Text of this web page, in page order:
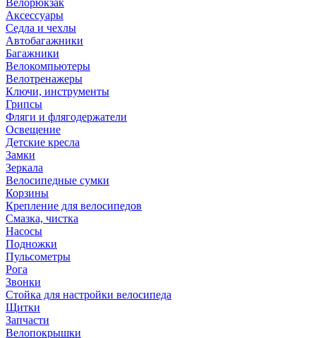
Велорюкзак
Аксессуары
Седла и чехлы
Автобагажники
Багажники
Велокомпьютеры
Велотренажеры
Ключи, инструменты
Грипсы
Фляги и флягодержатели
Освещение
Детские кресла
Замки
Зеркала
Велосипедные сумки
Корзины
Крепление для велосипедов
Смазка, чистка
Насосы
Подножки
Пульсометры
Рога
Звонки
Стойка для настройки велосипеда
Щитки
Запчасти
Велопокрышки